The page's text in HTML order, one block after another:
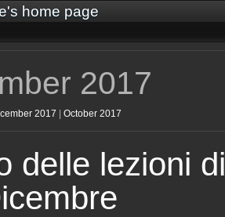
home page
2017
2017 October 2017
delle lezioni